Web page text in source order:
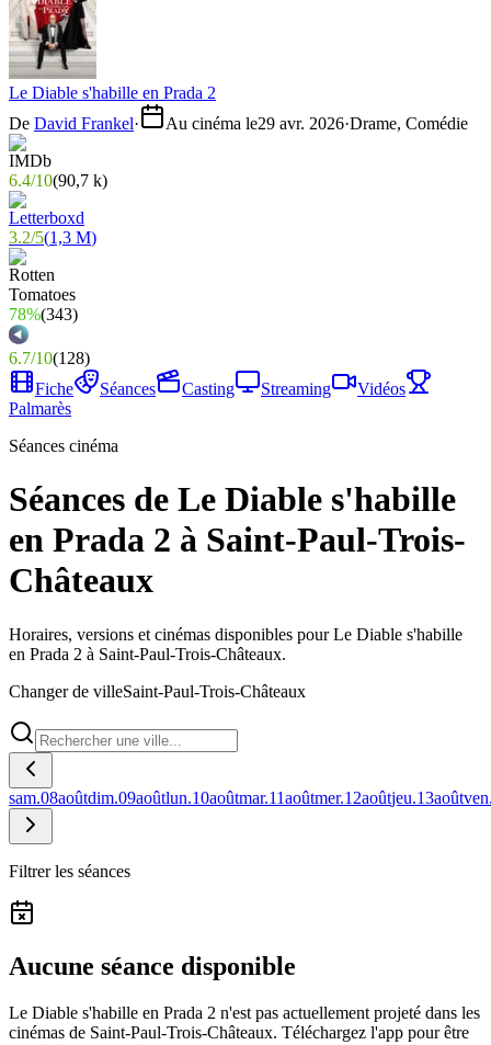
Le Diable s'habille en Prada 2
De David Frankel· Au cinéma le29 avr. 2026·Drame, Comédie
6.4/10(90,7 k)
3.2/5(1,3 M)
78%(343)
6.7/10(128)
Fiche
Séances Casting Streaming
Vidéos
Palmarès
Séances cinéma
Séances de Le Diable s'habille
en Prada 2 à Saint-Paul-Trois-
Châteaux
Horaires, versions et cinémas disponibles pour Le Diable s'habille
en Prada 2 à Saint-Paul-Trois-Châteaux.
Changer de villeSaint-Paul-Trois-Châteaux
sam.08aoûtdim.09aoûtlun.10aoûtmar.11aoûtmer.12aoûtjeu.13août
Filtrer les séances
Aucune séance disponible
Le Diable s'habille en Prada 2 n'est pas actuellement projeté dans les
cinémas de Saint-Paul-Trois-Châteaux. Téléchargez l'app pour être